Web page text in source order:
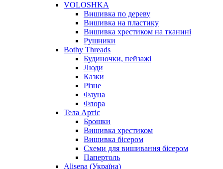
VOLOSHKA
Вишивка по дереву
Вишивка на пластику
Вишивка хрестиком на тканині
Рушники
Bothy Threads
Будиночки, пейзажі
Люди
Казки
Різне
Фауна
Флора
Тела Артіс
Брошки
Вишивка хрестиком
Вишивка бісером
Схеми для вишивання бісером
Папертоль
Alisena (Україна)